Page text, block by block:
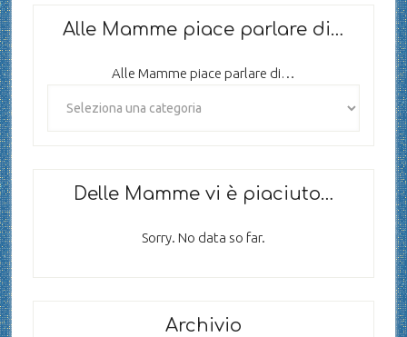
Alle Mamme piace parlare di…
Alle Mamme piace parlare di…
Delle Mamme vi è piaciuto…
Sorry. No data so far.
Archivio